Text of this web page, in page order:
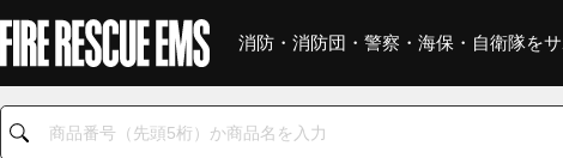
消防・消防団・警察・海保・自衛隊を